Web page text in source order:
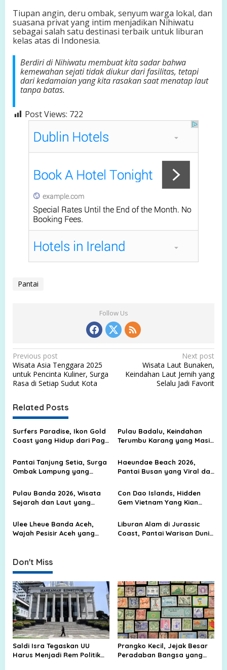
Tiupan angin, deru ombak, senyum warga lokal, dan
suasana privat yang intim menjadikan Nihiwatu
sebagai salah satu destinasi terbaik untuk liburan
kelas atas di Indonesia.
Berdiri di Nihiwatu membuat kita sadar bahwa
kemewahan sejati tidak diukur dari fasilitas, tetapi
dari kedamaian yang kita rasakan saat menatap laut
tanpa batas.
Post Views: 722
Pantai
Follow Us
P
o
s
t
n
a
v
i
g
t
o
Previous post
Wisata Asia Tenggara 2025
untuk Pencinta Kuliner, Surga
Rasa di Setiap Sudut Kota
Next post
Wisata Laut Bunaken,
Keindahan Laut Jernih yang
Selalu Jadi Favorit
Related Posts
Surfers Paradise, Ikon Gold
Coast yang Hidup dari Pagi
Pulau Badalu, Keindahan
Terumbu Karang yang Masih
Utara
Pantai Tanjung Setia, Surga
Ombak Lampung yang
Menoleh
Haeundae Beach 2026,
Pantai Busan yang Viral dan
Wisatawan
Pulau Banda 2026, Wisata
Sejarah dan Laut yang
Con Dao Islands, Hidden
Gem Vietnam Yang Kian
Ulee Lheue Banda Aceh,
Wajah Pesisir Aceh yang
Liburan Alam di Jurassic
Coast, Pantai Warisan Dunia
Don't Miss
Saldi Isra Tegaskan UU
Harus Menjadi Rem Politik
Prangko Kecil, Jejak Besar
Peradaban Bangsa yang